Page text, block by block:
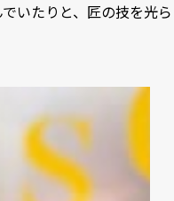
いたりと、匠の技を光ら